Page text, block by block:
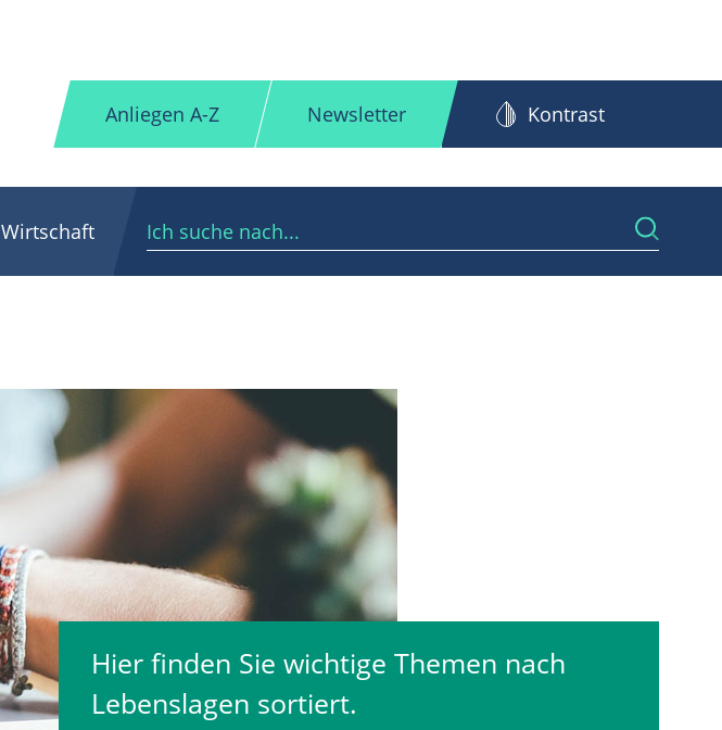
Anliegen A-Z Newsletter Kontrast
Wirtschaft
Hier finden Sie wichtige Themen nach
Lebenslagen sortiert.